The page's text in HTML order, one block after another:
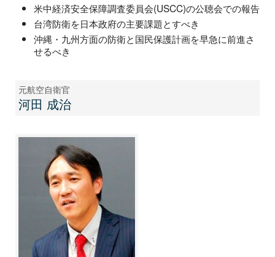
米中経済安全保障調査委員会(USCC)の公聴会での報告
台湾防衛を日本政府の主要課題とすべき
沖縄・九州方面の防衛と国民保護計画を早急に前進さ
せるべき
元航空自衛官
河田 成治